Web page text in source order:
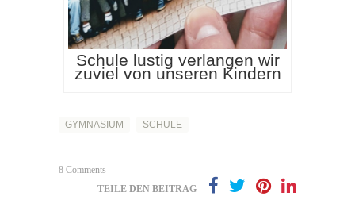
Schule lustig verlangen wir
zuviel von unseren Kindern
GYMNASIUM SCHULE
8 Comments
TEILE DEN BEITRAG